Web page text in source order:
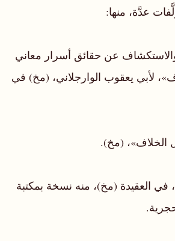
عدَّة، منها:
عن حقائق أسرار معاني
لأبي يعقوب الوارجلاني، (مخ) في
في العقيدة (مخ)، منه نسخة بمكتبة